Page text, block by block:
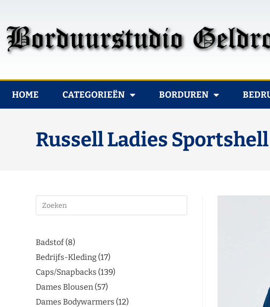
HOME CATEGORIEËN BORDUREN
Russell Ladies
Badstof 8
Bedrijfs-Kleding 17
Caps/Snapbacks 139
Dames Blousen 57
Dames Bodywarmers 12